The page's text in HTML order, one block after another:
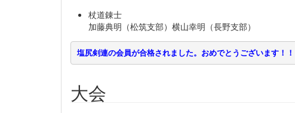
杖道錬士
加藤典明（松筑支部）横山幸明（長野支部）
塩尻剣連の会員が合格されました。おめでとうございます！！
大会